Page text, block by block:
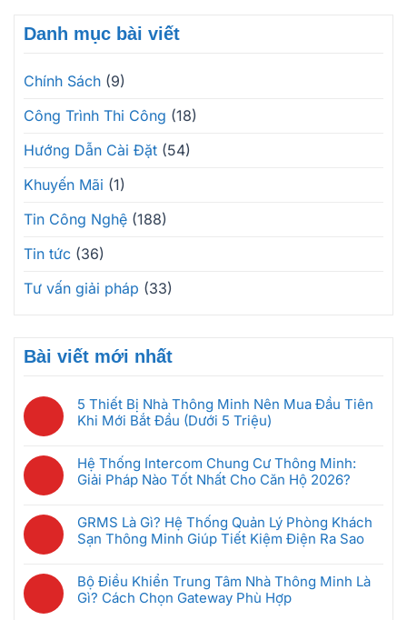
Danh mục bài viết
Chính Sách (9)
Công Trình Thi Công (18)
Hướng Dẫn Cài Đặt (54)
Khuyến Mãi (1)
Tin Công Nghệ (188)
Tin tức (36)
Tư vấn giải pháp (33)
Bài viết mới nhất
5 Thiết Bị Nhà Thông Minh Nên Mua Đầu Tiên
Khi Mới Bắt Đầu (Dưới 5 Triệu)
có
bình
luận
5
Thiết
Nhà
Thông
Minh
Hệ Thống Intercom Chung Cư Thông Minh:
Giải Pháp Nào Tốt Nhất Cho Căn Hộ 2026?
có
bình
luận
Hệ
Thống
GRMS Là Gì? Hệ Thống Quản Lý Phòng Khách
Sạn Thông Minh Giúp Tiết Kiệm Điện Ra Sao
có
bình
luận
Bộ Điều Khiển Trung Tâm Nhà Thông Minh Là
Gì? Cách Chọn Gateway Phù Hợp